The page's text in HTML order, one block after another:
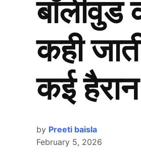
कही
कई
by Preeti baisla
February 5, 2026